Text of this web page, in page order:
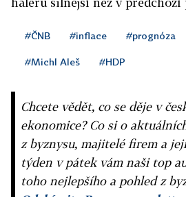
#ČNB #inflace #prognóza
#Michl Aleš #HDP
Chcete vědět, co se děje v
ekonomice? Co si o
z byznysu, majitelé firem a
týden v pátek vám naši top
toho nejlepšího a pohled z